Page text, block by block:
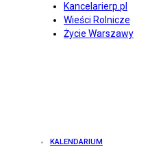
Kancelarierp.pl
Wieści Rolnicze
Życie Warszawy
KALENDARIUM